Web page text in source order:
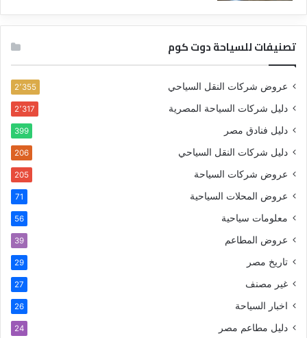
تصنيفات للسياحة دوت كوم
عروض شركات النقل السياحي 2٬355
دليل شركات السياحة المصرية 2٬317
دليل فنادق مصر 399
دليل شركات النقل السياحي 206
عروض شركات السياحة 205
عروض المحلات السياحية 71
معلومات سياحية 56
عروض المطاعم 39
تاريخ مصر 29
غير مصنف 27
اخبار السياحة 26
دليل مطاعم مصر 24